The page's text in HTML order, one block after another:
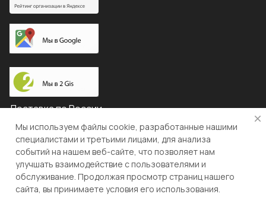
Доставка по России
© 2026 "ЛЕВША"
Конфиденциальность Оферта
Мы используем файлы cookie, разработанные нашими
специалистами и третьими лицами, для анализа
событий на нашем веб-сайте, что позволяет нам
улучшать взаимодействие с пользователями и
обслуживание. Продолжая просмотр страниц нашего
сайта, вы принимаете условия его использования.